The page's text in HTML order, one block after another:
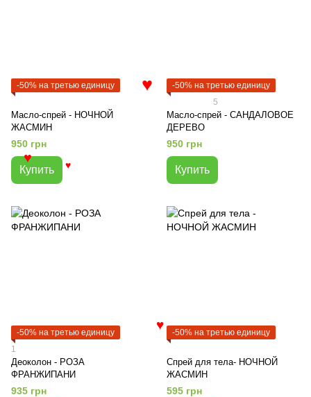
-50% на третью единицу
Масло-спрей - НОЧНОЙ
ЖАСМИН
950 грн
Купить
-50% на третью единицу
5
Масло-спрей - САНДАЛОВОЕ
ДЕРЕВО
950 грн
Купить
-50% на третью единицу
1
Деоколон - РОЗА
ФРАНЖИПАНИ
935 грн
-50% на третью единицу
Спрей для тела- НОЧНОЙ
ЖАСМИН
595 грн
♥
♥
♥ ♥